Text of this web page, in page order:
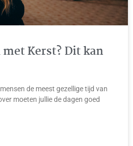
Kerst? Dit kan
de meest gezellige tijd van
moeten jullie de dagen goed